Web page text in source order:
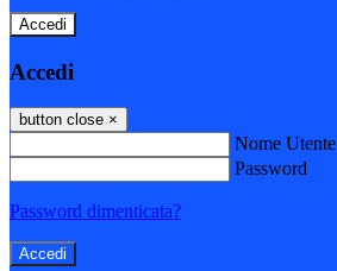
Accedi
Accedi
button close ×
Nome Utente
Password
Password dimenticata?